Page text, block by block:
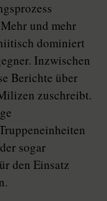
und mehr
dominiert
Inzwischen
Berichte über
zuschreibt.
sogar
den Einsatz